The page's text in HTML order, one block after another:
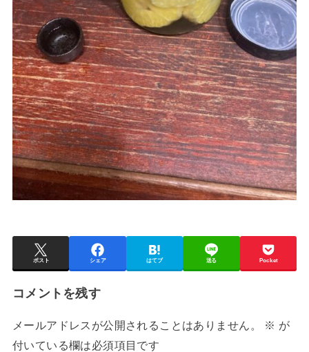
ポスト シェア はてブ 送る Pocket
コメントを残す
メールアドレスが公開されることはありません。 ※ が
付いている欄は必須項目です